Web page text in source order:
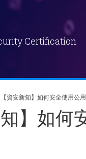
Certification
【資安新知】如何安全使用公
知】如